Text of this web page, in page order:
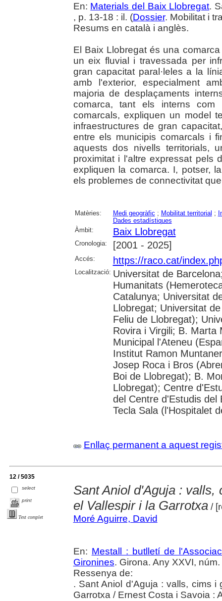
En: Materials del Baix Llobregat.
, p. 13-18 : il. (Dossier. Mobilitat i
Resums en català i anglès.
El Baix Llobregat és una
un eix fluvial i travessada per
gran capacitat paral·leles a la
amb l'exterior, especialment
majoria de desplaçaments
comarca, tant els interns
comarcals, expliquen un model
infraestructures de gran
entre els municipis comarcals i
aquests dos nivells territorials,
proximitat i l'altre expressat pels
expliquen la comarca. I, potser,
els problemes de connectivitat
Matèries: Medi geogràfic ; Mobilitat territorial ;
Dades estadístiques
Àmbit:
Baix Llobregat
Cronologia: [2001 - 2025]
Accés: https://raco.cat/
Localització: Universitat de
Humanitats
Catalunya; Universitat
Llobregat; Universitat
Feliu de Llobregat);
Rovira i Virgili; B. Marta
Municipal l'Ateneu
Institut Ramon
Josep Roca i Bros
Boi de Llobregat); B.
Llobregat); Centre
del Centre d'Estudis del
Tecla Sala (l'Hospitalet
Enllaç permanent a aquest
12 / 5035
select
print
Text complet
Sant Aniol d'Aguja :
el Vallespir i la Garrotxa/
Moré Aguirre, David
En: Mestall : butlletí de
Gironines. Girona. Any XXVI,
Ressenya de:
. Sant Aniol d'Aguja : valls, cims i
Garrotxa / Ernest Costa i Savoia :